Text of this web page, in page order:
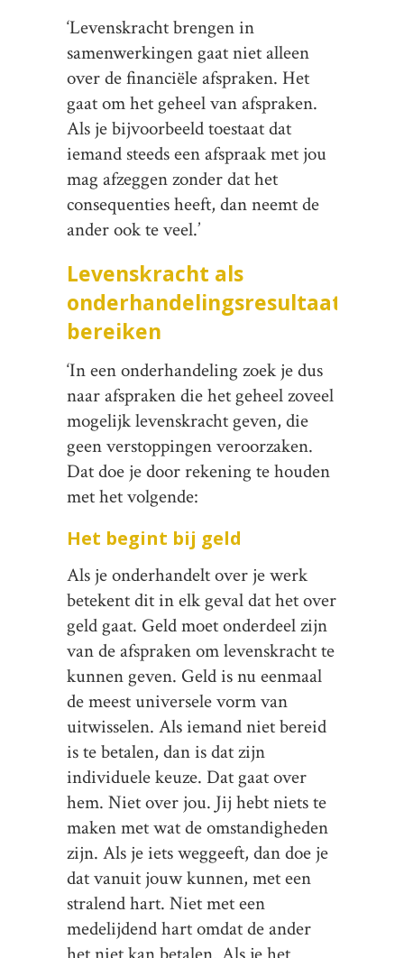
‘Levenskracht brengen in
samenwerkingen gaat niet alleen
over de financiële afspraken. Het
gaat om het geheel van afspraken.
Als je bijvoorbeeld toestaat dat
iemand steeds een afspraak met jou
mag afzeggen zonder dat het
consequenties heeft, dan neemt de
ander ook te veel.’
Levenskracht als
onderhandelingsresultaat
bereiken
‘In een onderhandeling zoek je dus
naar afspraken die het geheel zoveel
mogelijk levenskracht geven, die
geen verstoppingen veroorzaken.
Dat doe je door rekening te houden
met het volgende:
Het begint bij geld
Als je onderhandelt over je werk
betekent dit in elk geval dat het over
geld gaat. Geld moet onderdeel zijn
van de afspraken om levenskracht te
kunnen geven. Geld is nu eenmaal
de meest universele vorm van
uitwisselen. Als iemand niet bereid
is te betalen, dan is dat zijn
individuele keuze. Dat gaat over
hem. Niet over jou. Jij hebt niets te
maken met wat de omstandigheden
zijn. Als je iets weggeeft, dan doe je
dat vanuit jouw kunnen, met een
stralend hart. Niet met een
medelijdend hart omdat de ander